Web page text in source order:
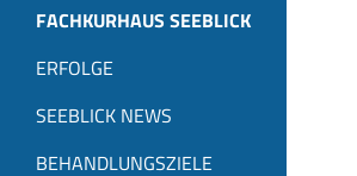
FACHKURHAUS SEEBLICK
ERFOLGE
SEEBLICK NEWS
BEHANDLUNGSZIELE